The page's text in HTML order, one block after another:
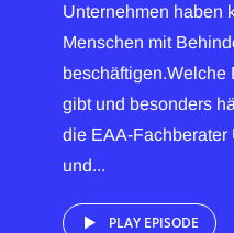
Unternehmen haben
Menschen mit
beschäftigen.Welche
gibt und besonders
die EAA-Fachberater
und...
PLAY EPISODE